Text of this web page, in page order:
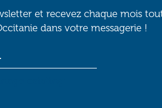
et recevez chaque mois
dans votre messagerie !